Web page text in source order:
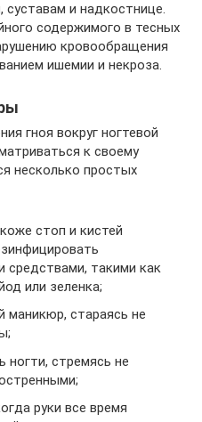
суставам и надкостнице.
содержимого в тесных
кровообращения
ишемии и некроза.
гноя вокруг ногтевой
к своему
несколько простых
стоп и кистей
такими как
или зеленка;
стараясь не
ногти, стремясь не
руки все время